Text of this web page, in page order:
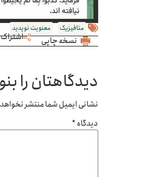
متافیزیک معنویت نوپدید
نسخه چاپی
دیدگاهتان را
نشانی ایمیل شما منتشر
دیدگاه*